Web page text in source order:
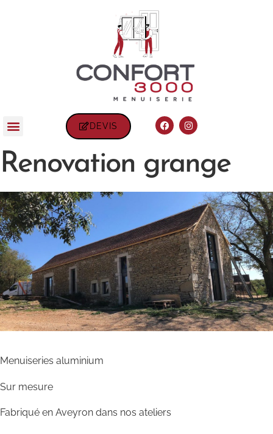
DEVIS
Renovation grange
Menuiseries aluminium
Sur mesure
Fabriqué en Aveyron dans nos ateliers